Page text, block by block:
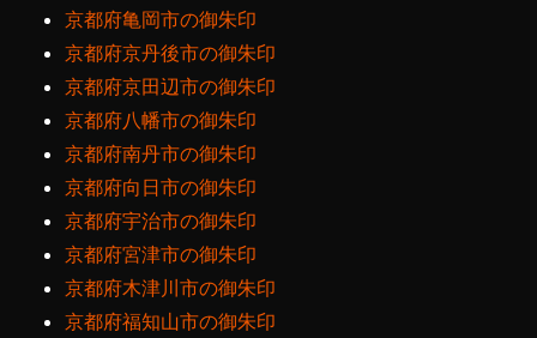
京都府亀岡市の御朱印
京都府京丹後市の御朱印
京都府京田辺市の御朱印
京都府八幡市の御朱印
京都府南丹市の御朱印
京都府向日市の御朱印
京都府宇治市の御朱印
京都府宮津市の御朱印
京都府木津川市の御朱印
京都府福知山市の御朱印